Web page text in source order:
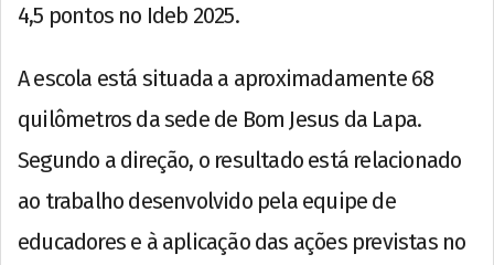
4,5 pontos no Ideb 2025.
A escola está situada a aproximadamente 68
quilômetros da sede de Bom Jesus da Lapa.
Segundo a direção, o resultado está relacionado
ao trabalho desenvolvido pela equipe de
educadores e à aplicação das ações previstas no